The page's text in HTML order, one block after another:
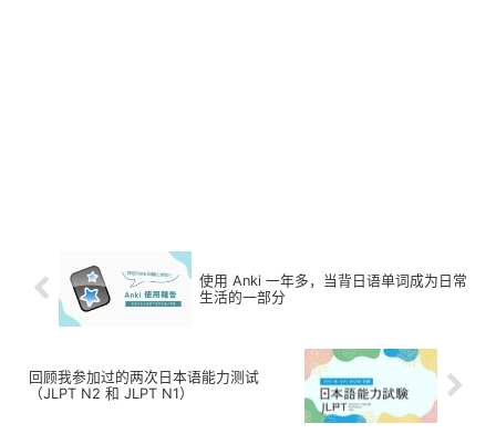
使用 Anki 一年多，当背日语单词成为日常
生活的一部分
回顾我参加过的两次日本语能力测试
（JLPT N2 和 JLPT N1）